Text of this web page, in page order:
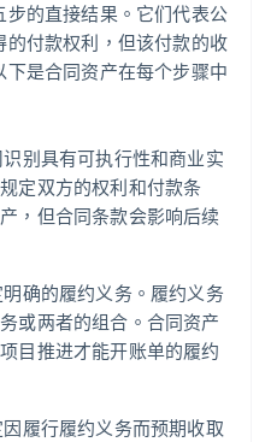
的直接结果。它们代表公
付款权利，但该付款的收
是合同资产在每个步骤中
识别具有可执行性和商业实
定双方的权利和付款条
，但合同条款会影响后续
确的履约义务。履约义务
或两者的组合。合同资产
目推进才能开账单的履约
履行履约义务而预期收取